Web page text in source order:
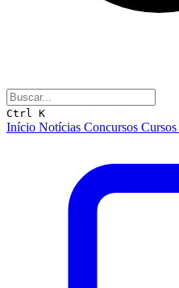
Ctrl K
Início Notícias Concursos Cursos